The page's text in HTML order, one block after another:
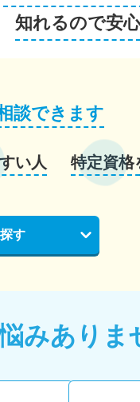
知れるので安心
談できます
い人 特定資格
す
みありま